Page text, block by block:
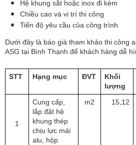
Hệ khung sắt hoặc inox đi kèm
Chiều cao và vị trí thi công
Tiến độ yêu cầu của công trình
Dưới đây là báo giá tham khảo thi công
ASG tại Bình Thạnh để khách hàng dễ
STT Hạng mục ĐVT
Khối
lượng
1
Cung cấp,
lắp đặt hệ
khung thép
chịu lực mái
alu, hộp
m2 15,12